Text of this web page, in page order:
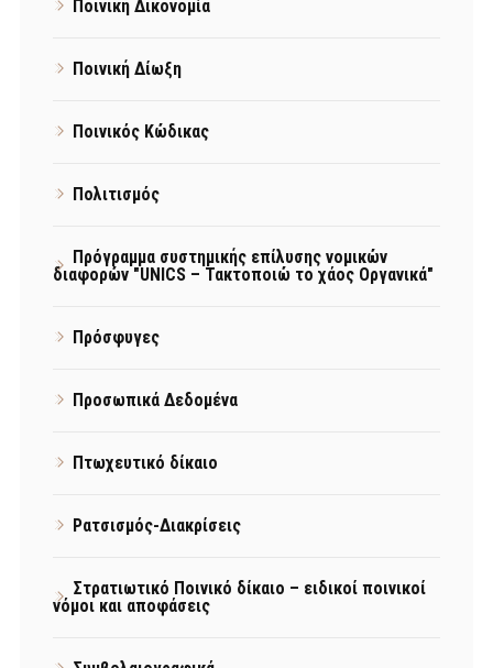
Ποινική Δικονομία
Ποινική Δίωξη
Ποινικός Κώδικας
Πολιτισμός
Πρόγραμμα συστημικής επίλυσης νομικών
διαφορών "UNICS – Τακτοποιώ το χάος Οργανικά"
Πρόσφυγες
Προσωπικά Δεδομένα
Πτωχευτικό δίκαιο
Ρατσισμός-Διακρίσεις
Στρατιωτικό Ποινικό δίκαιο – ειδικοί ποινικοί
νόμοι και αποφάσεις